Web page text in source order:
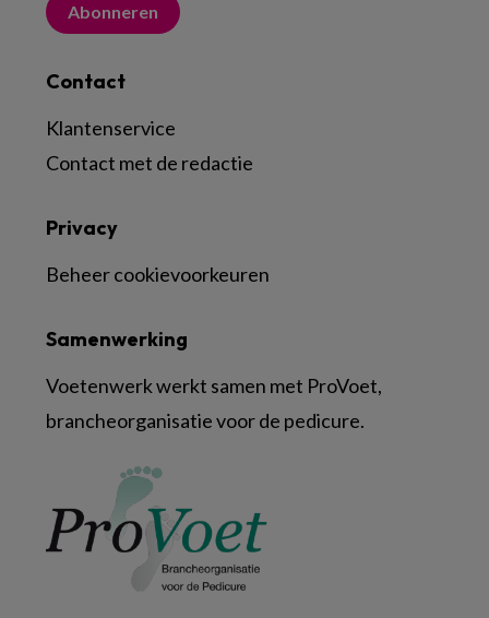
Abonneren
Contact
Klantenservice
Contact met de redactie
Samenwerking
Voetenwerk werkt samen met ProVoet,
brancheorganisatie voor de pedicure.
Privacy
Beheer cookievoorkeuren